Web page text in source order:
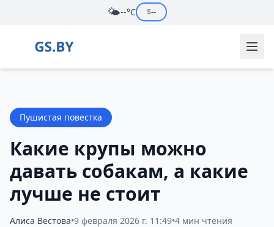
🌤️--°C $--
Пушистая повестка
Какие крупы можно
давать собакам, а какие
лучше не стоит
Алиса Вестова•9 февраля 2026 г. 11:49•4 мин чтения